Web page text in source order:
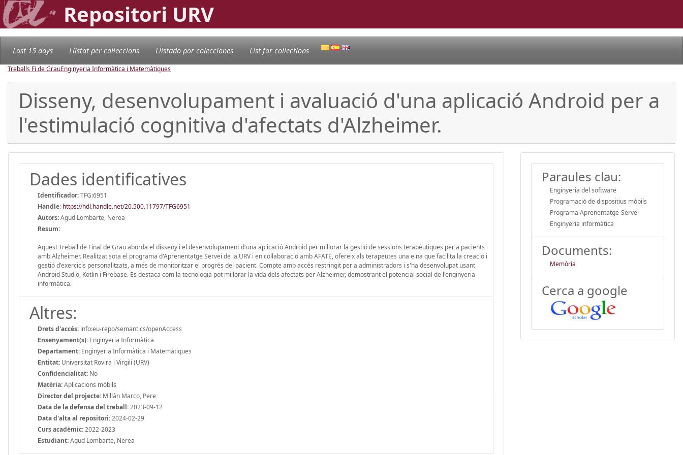
Repositori URV
Last 15 days Llistat per col·leccions Llistado por colecciones List for collections
Treballs Fi de GrauEnginyeria Informàtica i Matemàtiques
Disseny, desenvolupament i avaluació d'una aplicació Android per a
l'estimulació cognitiva d'afectats d'Alzheimer.
Dades identificatives
Identificador:TFG:6951
Handle: https://hdl.handle.net/20.500.11797/TFG6951
Autors:Agud Lombarte, Nerea
Resum:
Aquest Treball de Final de Grau aborda el disseny i el desenvolupament d'una aplicació Android per millorar la gestió de sessions terapèutiques per a pacients
amb Alzheimer. Realitzat sota el programa d'Aprenentatge Servei de la URV i en col·laboració amb AFATE, ofereix als terapeutes una eina que facilita la creació i
gestió d'exercicis personalitzats, a més de monitoritzar el progrés del pacient. Compte amb accés restringit per a administradors i s'ha desenvolupat usant
Android Studio, Kotlin i Firebase. Es destaca com la tecnologia pot millorar la vida dels afectats per Alzheimer, demostrant el potencial social de l'enginyeria
informàtica.
Altres:
Drets d'accés: info:eu-repo/semantics/openAccess
Ensenyament(s): Enginyeria Informàtica
Departament: Enginyeria Informàtica i Matemàtiques
Entitat: Universitat Rovira i Virgili (URV)
Confidencialitat: No
Matèria:Aplicacions mòbils
Director del projecte: Millán Marco, Pere
Data de la defensa del treball:2023-09-12
Data d'alta al repositori:2024-02-29
Curs acadèmic:2022-2023
Estudiant:Agud Lombarte, Nerea
Paraules clau:
Enginyeria del software
Programació de dispositius mòbils
Programa Aprenentatge-Servei
Enginyeria informàtica
Documents:
Memòria
Cerca a google